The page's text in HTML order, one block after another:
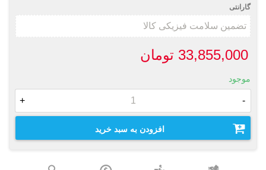
گارانتی
33,855,000 تومان
موجود
-
+
افزودن به سبد خرید